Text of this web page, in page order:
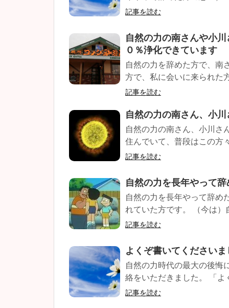
記事を読む
自然の力の南さんや小
０％浄化できています
自然の力を辞めた方で、南
方で、私に会いに来られた
記事を読む
自然の力の南さん、小
自然の力の南さん、小川さ
住んでいて、普段はこの方
記事を読む
自然の力を長年やって
自然の力を長年やって辞め
れていた方です。 （今は
記事を読む
よくぞ書いてくださいま
自然の力時代の最大の後悔
絡をいただきました。 「
記事を読む